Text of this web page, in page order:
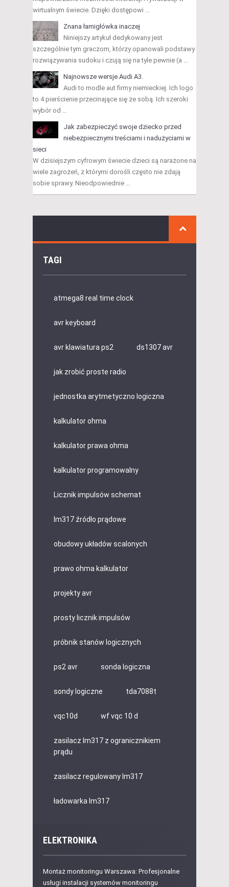
wirtualnym świecie. Dzięki dostępowi …
Znana łamigłówka inaczej
Niniejszy artykuł dedykowany jest
szczególnie tym graczom, którzy opanowali podstawy
rozwiązywania sudoku i czują się na tyle pewnie (a …
Najnowsze wersje Audi A3.
Audi to modle aut firmy niemieckiej. Ich logo
to 4 pierścienie przecinające się ze sobą. Ich szeroki
wybór od …
Jak zabezpieczyć swoje dziecko przed
niebezpiecznymi treściami i nadużyciami w
sieci
W dzisiejszym cyfrowym świecie dzieci są narażone na
wiele zagrożeń, z którymi dorośli często nie zdają
sobie sprawy. Nieodpowiednie …
TAGI
atmega8 real time clock
avr keyboard
avr klawiatura ps2 ds1307 avr
jak zrobić proste radio
jednostka arytmetyczno logiczna
kalkulator ohma
kalkulator prawa ohma
kalkulator programowalny
Licznik impulsów schemat
lm317 źródło prądowe
obudowy układów scalonych
prawo ohma kalkulator
projekty avr
prosty licznik impulsów
próbnik stanów logicznych
ps2 avr sonda logiczna
sondy logiczne tda7088t
vqc10d wf vqc 10 d
zasilacz lm317 z ogranicznikiem
prądu
zasilacz regulowany lm317
ładowarka lm317
ELEKTRONIKA
Montaż monitoringu Warszawa: Profesjonalne
usługi instalacji systemów monitoringu